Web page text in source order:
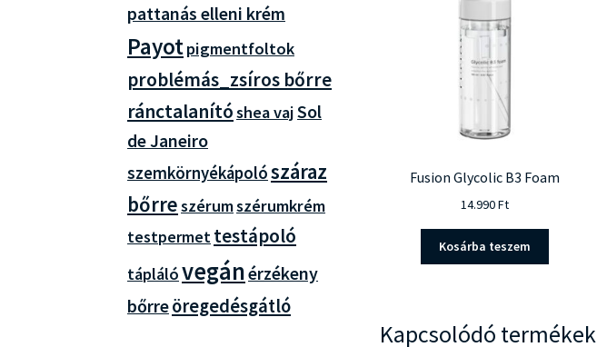
Fusion Glycolic B3 Foam
14.990Ft
Kosárba teszem
Kapcsolódó termékek
pattanás elleni krém
Payotpigmentfoltok
problémás_zsíros bőrre
ránctalanítóshea vajSol
de Janeiro
szemkörnyékápolószáraz
bőrreszérumszérumkrém
testpermettestápoló
táplálóvegánérzékeny
bőrreöregedésgátló